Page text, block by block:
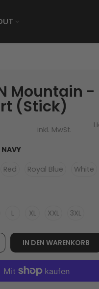
Mountain
(Stick)
inkl. MwSt.
NAVY
Red Royal Blue White
L XL XXL 3XL
IN DEN WARENKORB